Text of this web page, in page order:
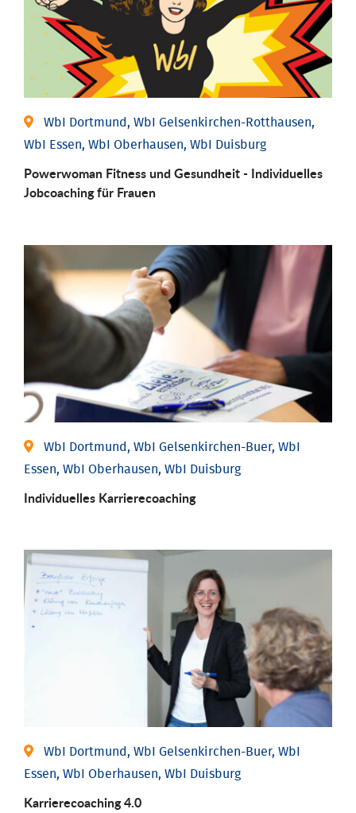
WbI Dortmund, WbI Gelsenkirchen-Rotthausen,
WbI Essen, WbI Oberhausen, WbI Duisburg
Powerwoman Fitness und Gesund­heit - Individu­elles
Job­coaching für Frauen
WbI Dortmund, WbI Gelsenkirchen-Buer, WbI
Essen, WbI Oberhausen, WbI Duisburg
Individu­elles Karrierecoaching
WbI Dortmund, WbI Gelsenkirchen-Buer, WbI
Essen, WbI Oberhausen, WbI Duisburg
Karriere­coaching 4.0